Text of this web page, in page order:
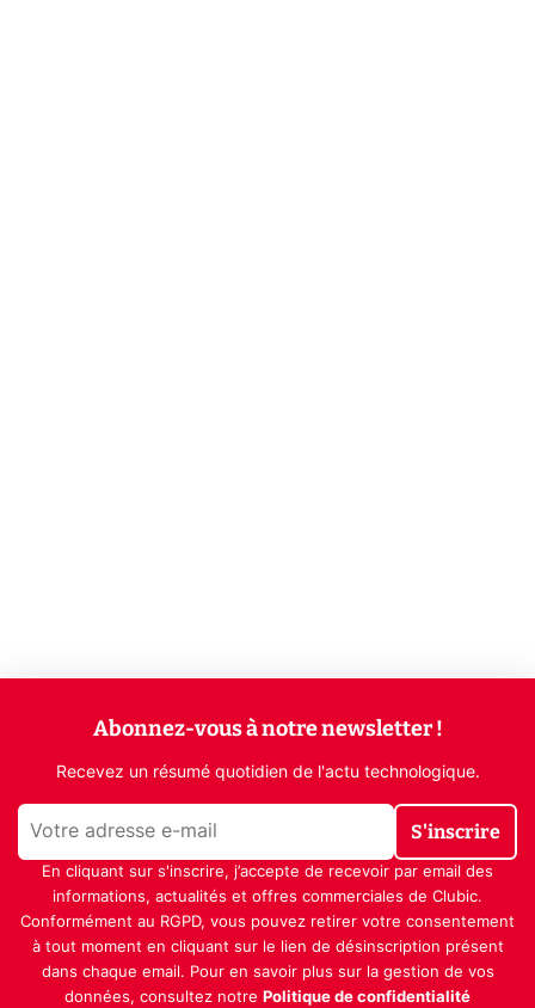
Abonnez-vous à notre newsletter !
Recevez un résumé quotidien de l'actu technologique.
S'inscrire
En cliquant sur s'inscrire, j’accepte de recevoir par email des
informations, actualités et offres commerciales de Clubic.
Conformément au RGPD, vous pouvez retirer votre consentement
à tout moment en cliquant sur le lien de désinscription présent
dans chaque email. Pour en savoir plus sur la gestion de vos
données, consultez notre Politique de confidentialité